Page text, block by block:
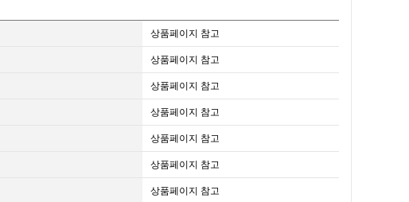
상품페이지 참고
상품페이지 참고
상품페이지 참고
상품페이지 참고
상품페이지 참고
상품페이지 참고
상품페이지 참고